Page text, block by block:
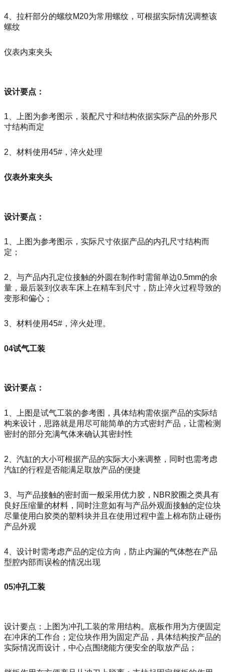
4、拉杆部分的螺纹M20为常用螺纹，可根据实际情况调整该
螺纹
仪表内束夹头
设计要点：
1、上图为参考图示，装配尺寸和结构依据实际产品的外形尺
寸结构而定
2、材料使用45#，淬火处理
仪表外束夹头
设计要点：
1、上图为参考图示，实际尺寸依据产品的内孔尺寸结构而
定；
2、与产品内孔定位接触的外圆在制作时需留单边0.5mm的余
量，最后装到仪表车床上在精车到尺寸，防止淬火过程导致的
变形和偏心；
3、材料使用45#，淬火处理。
04试气工装
设计要点：
1、上图是试气工装的参考图，具体结构需依据产品的实际结
构来设计，思路就是用尽可能简单的方式密封产品，让需检测
密封的部分充满气体来确认其密封性
2、汽缸的大小可根据产品的实际大小来调整，同时也需考虑
汽缸的行程是否能满足取放产品的便捷
3、与产品接触的密封面一般采用优力胶，NBR胶圈之类具有
良好压缩量的材料，同时注意如有与产品外观面接触的定位块
尽量使用白胶类的塑料块并且在使用过程中盖上棉布防止碰伤
产品外观
4、设计时需考虑产品的定位方向，防止内漏的气体憋在产品
型腔内部而误检的情况出现
05冲孔工装
设计要点：上图为冲孔工装的常用结构。底板作用为方便固定
在冲床的工作台；定位块作用为固定产品，具体结构按产品的
实际情况而设计，中心点围绕能方便安全的取放产品；